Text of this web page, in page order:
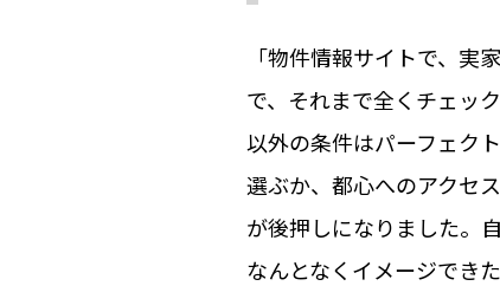
「物件情報サイトで、
で、それまで全くチェッ
以外の条件はパーフェク
選ぶか、都心へのアクセ
が後押しになりました。
なんとなくイメージでき